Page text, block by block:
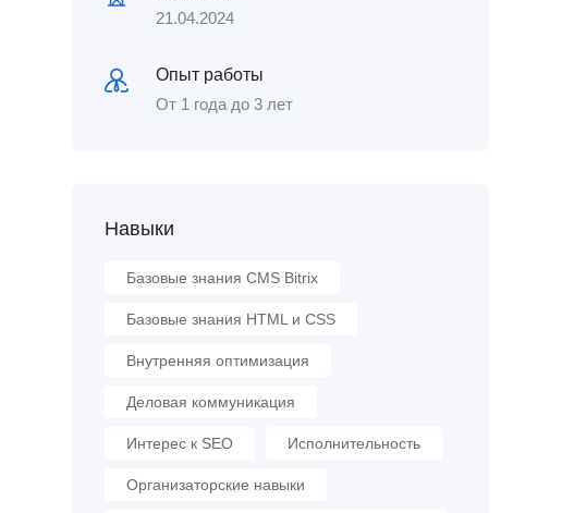
21.04.2024
Опыт работы
От 1 года до 3 лет
Навыки
Базовые знания CMS Bitrix
Базовые знания HTML и CSS
Внутренняя оптимизация
Деловая коммуникация
Интерес к SEO Исполнительность
Организаторские навыки